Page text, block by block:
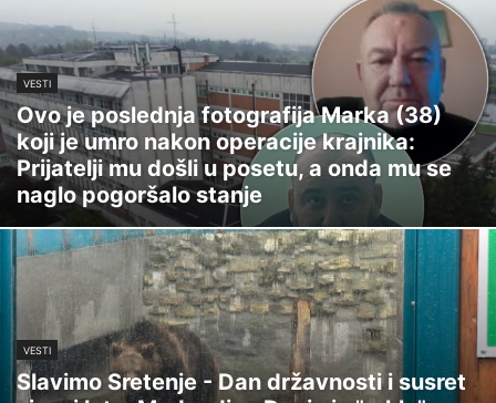
VESTI
Ovo je poslednja fotografija Marka (38)
koji je umro nakon operacije krajnika:
Prijatelji mu došli u posetu, a onda mu se
naglo pogoršalo stanje
VESTI
Slavimo Sretenje - Dan državnosti i susret